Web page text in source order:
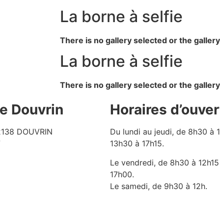
La borne à selfie
There is no gallery selected or the
La borne à selfie
There is no gallery selected or the
Douvrin
DOUVRIN
Horaires
Du lundi au jeudi, de 8h30 à
13h30 à 17h15.
Le vendredi, de 8h30 à
17h00.
Le samedi, de 9h30 à 12h.